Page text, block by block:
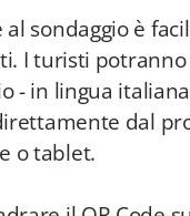
sondaggio è
I turisti
- in lingua
dal
o tablet.